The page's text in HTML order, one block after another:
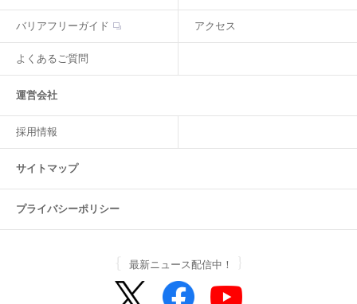
バリアフリーガイド アクセス
よくあるご質問
運営会社
採用情報
サイトマップ
プライバシーポリシー
最新ニュース配信中！